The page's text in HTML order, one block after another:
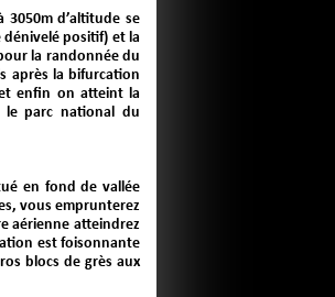
d’altitude se
positif) et la
la randonnée du
après la bifurcation
enfin on atteint la
parc national du
en fond de vallée
vous emprunterez
aérienne atteindrez
est foisonnante
blocs de grès aux